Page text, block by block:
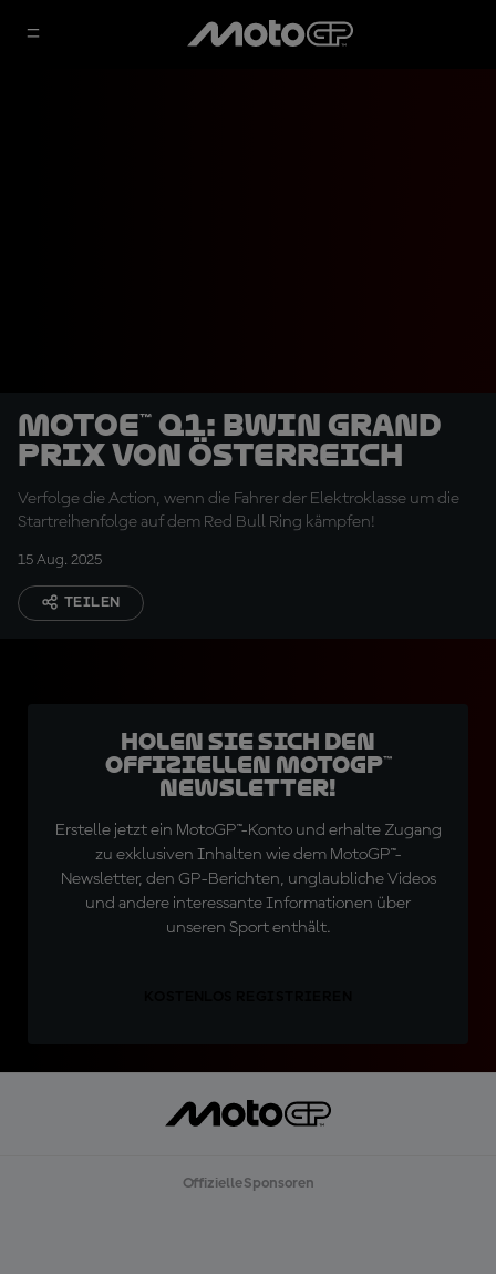
MotoE™ Q1: BWIN Grand
Prix von Österreich
Verfolge die Action, wenn die Fahrer der Elektroklasse um die
Startreihenfolge auf dem Red Bull Ring kämpfen!
15 Aug. 2025
TEILEN
Holen Sie sich den
offiziellen MotoGP™
Newsletter!
Erstelle jetzt ein MotoGP™-Konto und erhalte Zugang
zu exklusiven Inhalten wie dem MotoGP™-
Newsletter, den GP-Berichten, unglaubliche Videos
und andere interessante Informationen über
unseren Sport enthält.
Offizielle Sponsoren